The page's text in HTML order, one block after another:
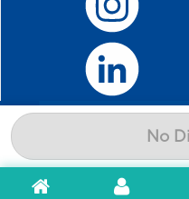
No